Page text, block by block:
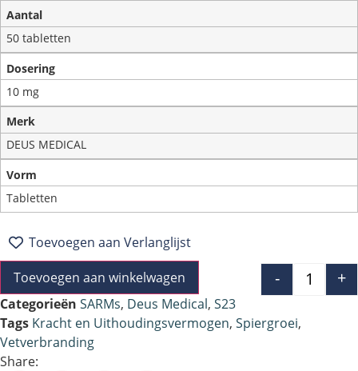
Aantal
50 tabletten
Dosering
10 mg
Merk
DEUS MEDICAL
Vorm
Tabletten
Toevoegen aan Verlanglijst
- +
Toevoegen aan winkelwagen
Categorieën SARMs, Deus Medical, S23
Tags Kracht en Uithoudingsvermogen, Spiergroei,
Vetverbranding
Share: